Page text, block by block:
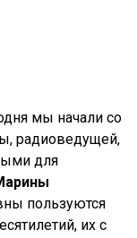
мы начали со
радиоведущей,
для
пользуются
их с